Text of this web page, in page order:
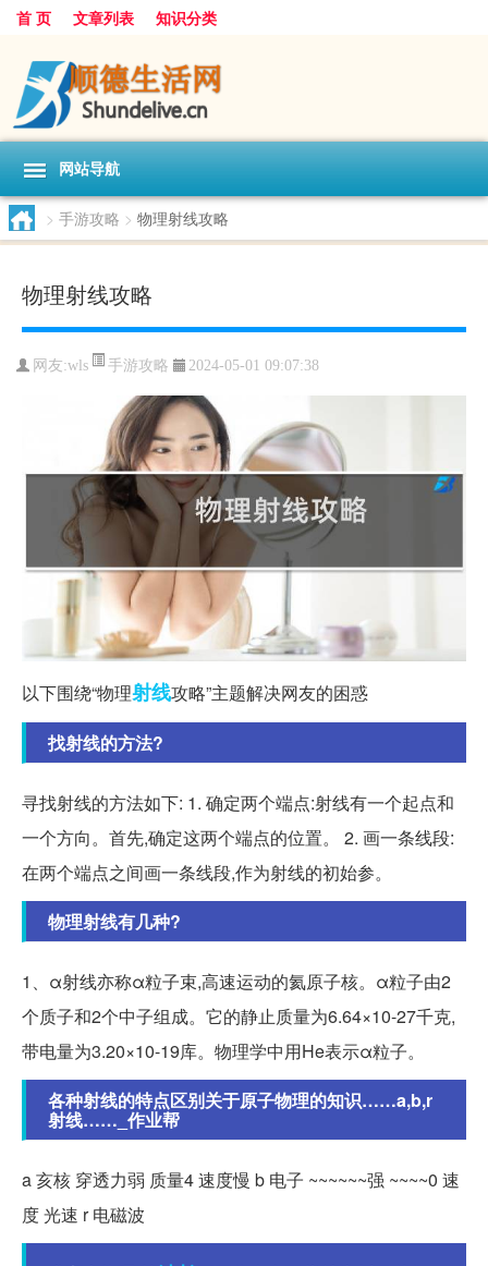
首 页 文章列表 知识分类
网站导航
> 手游攻略 > 物理射线攻略
物理射线攻略
网友:wls 手游攻略 2024-05-01 09:07:38
以下围绕“物理射线攻略”主题解决网友的困惑
找射线的方法?
寻找射线的方法如下: 1. 确定两个端点:射线有一个起点和
一个方向。首先,确定这两个端点的位置。 2. 画一条线段:
在两个端点之间画一条线段,作为射线的初始参。
物理射线有几种?
1、α射线亦称α粒子束,高速运动的氦原子核。α粒子由2
个质子和2个中子组成。它的静止质量为6.64×10-27千克,
带电量为3.20×10-19库。物理学中用He表示α粒子。
各种射线的特点区别关于原子物理的知识……a,b,r
射线……_作业帮
a 亥核 穿透力弱 质量4 速度慢 b 电子 ~~~~~~强 ~~~~0 速
度 光速 r 电磁波